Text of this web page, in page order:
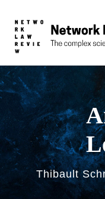
Thibault